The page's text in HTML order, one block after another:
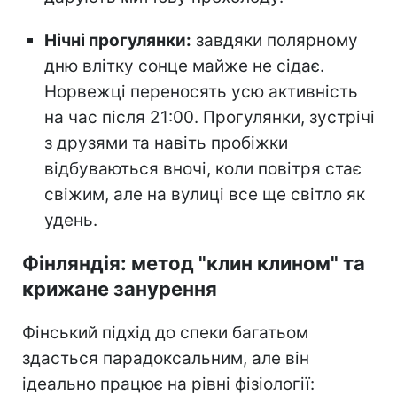
Нічні прогулянки: завдяки полярному
дню влітку сонце майже не сідає.
Норвежці переносять усю активність
на час після 21:00. Прогулянки, зустрічі
з друзями та навіть пробіжки
відбуваються вночі, коли повітря стає
свіжим, але на вулиці все ще світло як
удень.
Фінляндія: метод "клин клином" та
крижане занурення
Фінський підхід до спеки багатьом
здасться парадоксальним, але він
ідеально працює на рівні фізіології: